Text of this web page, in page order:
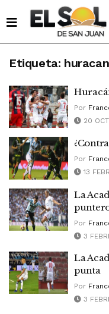
Etiqueta: huracan
Por
20
Por
13
La
Por
3
La
punta
Por
3